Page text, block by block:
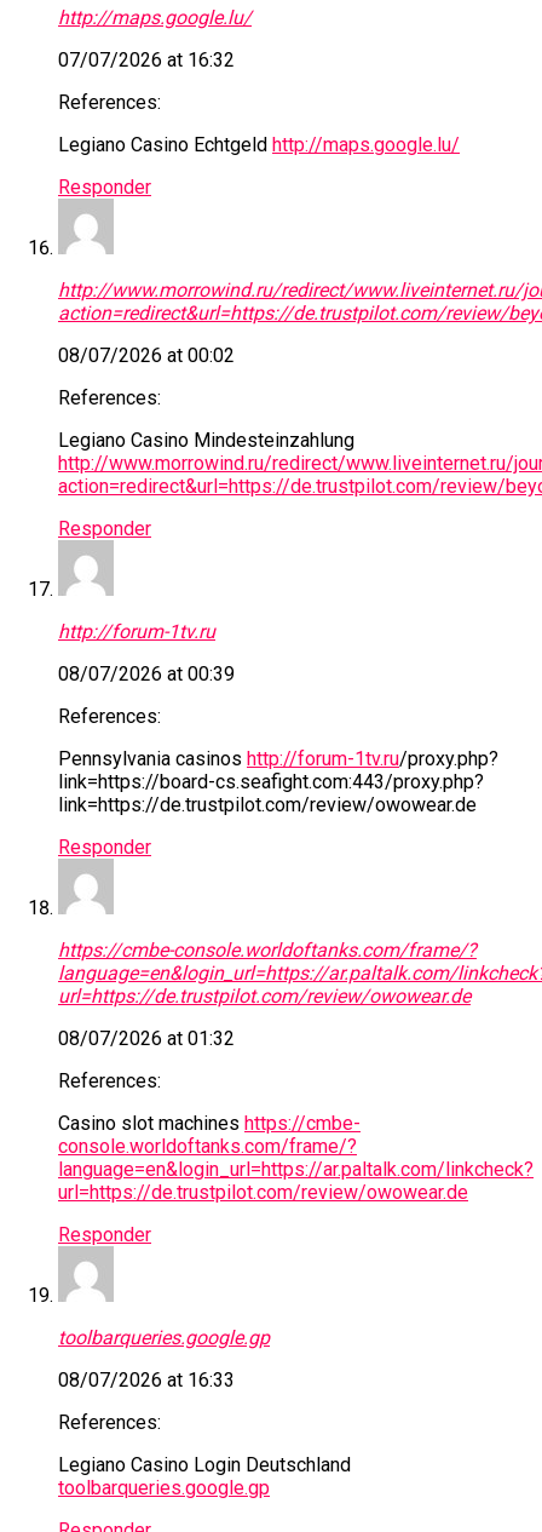
http://maps.google.lu/
07/07/2026 at 16:32
References:
Legiano Casino Echtgeld http://maps.google.lu/
Responder
http://www.morrowind.ru/redirect/www.liveinternet.ru/
action=redirect&url=https://de.trustpilot.com/review/
08/07/2026 at 00:02
References:
Legiano Casino Mindesteinzahlung
http://www.morrowind.ru/redirect/www.liveinternet.ru/
action=redirect&url=https://de.trustpilot.com/review/
Responder
http://forum-1tv.ru
08/07/2026 at 00:39
References:
Pennsylvania casinos http://forum-1tv.ru/proxy.php?
link=https://board-cs.seafight.com:443/proxy.php?
link=https://de.trustpilot.com/review/owowear.de
Responder
https://cmbe-console.worldoftanks.com/frame/?
language=en&login_url=https://ar.paltalk.com/
url=https://de.trustpilot.com/review/owowear.de
08/07/2026 at 01:32
References:
Casino slot machines https://cmbe-
console.worldoftanks.com/frame/?
language=en&login_url=https://ar.paltalk.com/linkcheck?
url=https://de.trustpilot.com/review/owowear.de
Responder
toolbarqueries.google.gp
08/07/2026 at 16:33
References:
Legiano Casino Login Deutschland
toolbarqueries.google.gp